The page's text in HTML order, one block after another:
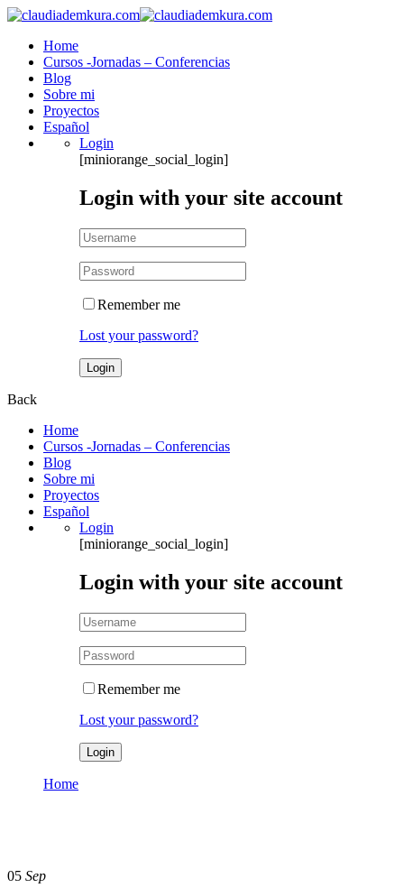
Home
Cursos -Jornadas – Conferencias
Blog
Sobre mi
Proyectos
Español
Login
[miniorange_social_login]
Login with your site account
Remember me
Lost your password?
Back
Home
Cursos -Jornadas – Conferencias
Blog
Sobre mi
Proyectos
Español
Login
[miniorange_social_login]
Login with your site account
Remember me
Lost your password?
Home
05 Sep